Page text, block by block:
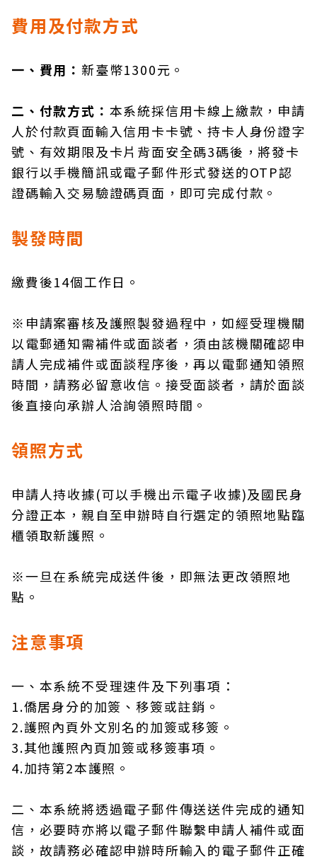
費用及付款方式
一、費用： 新臺幣1300元。
二、付款方式： 本系統採信用卡線上繳款，申請
人於付款頁面輸入信用卡卡號、持卡人身份證字
號、有效期限及卡片背面安全碼3碼後，將發卡
銀行以手機簡訊或電子郵件形式發送的OTP認
證碼輸入交易驗證碼頁面，即可完成付款。
製發時間
繳費後14個工作日。
※申請案審核及護照製發過程中，如經受理機關
以電郵通知需補件或面談者，須由該機關確認申
請人完成補件或面談程序後，再以電郵通知領照
時間，請務必留意收信。接受面談者，請於面談
後直接向承辦人洽詢領照時間。
領照方式
申請人持收據(可以手機出示電子收據)及國民身
分證正本，親自至申辦時自行選定的領照地點臨
櫃領取新護照。
※一旦在系統完成送件後，即無法更改領照地
點。
注意事項
一、本系統不受理速件及下列事項：
1.僑居身分的加簽、移簽或註銷。
2.護照內頁外文別名的加簽或移簽。
3.其他護照內頁加簽或移簽事項。
4.加持第2本護照。
二、本系統將透過電子郵件傳送送件完成的通知
信，必要時亦將以電子郵件聯繫申請人補件或面
談，故請務必確認申辦時所輸入的電子郵件正確